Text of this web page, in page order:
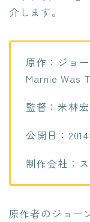
介します。
原作：ジョ
Marnie Was
監督：米林
公開日：2014
制作会社：
原作者のジョー